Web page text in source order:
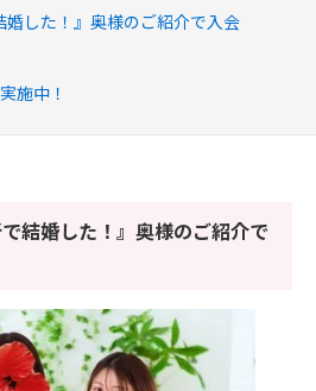
婚した！』奥様のご紹介で入会
施中！
結婚した！』奥様のご紹介で